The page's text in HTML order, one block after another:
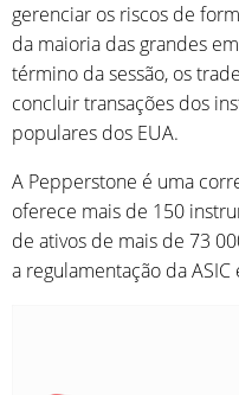
gerenciar os riscos de
da maioria das grandes
término da sessão, os
concluir transações dos
populares dos EUA.
A Pepperstone é uma
oferece mais de 150
de ativos de mais de 73
a regulamentação da ASIC